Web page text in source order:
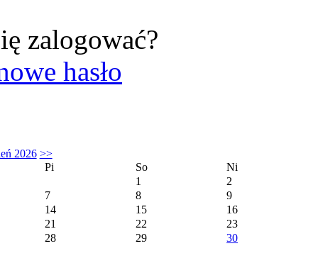
zalogować?
hasło
2026 >>
Pi
So
Ni
1
2
7
8
9
14
15
16
21
22
23
28
29 30